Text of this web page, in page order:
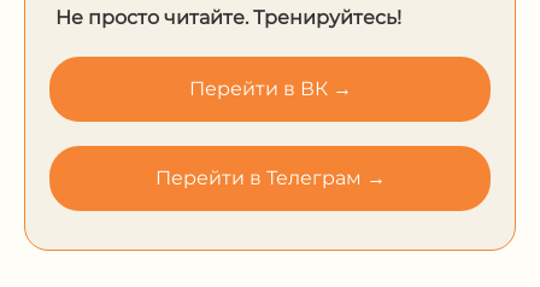
Не просто читайте. Тренируйтесь!
Перейти в ВК →
Перейти в Телеграм →